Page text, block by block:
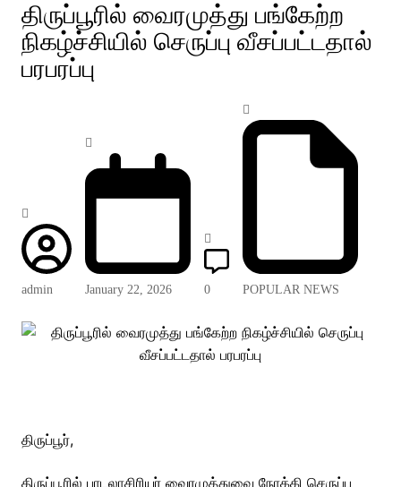
திருப்பூரில் வைரமுத்து பங்கேற்ற
நிகழ்ச்சியில் செருப்பு வீசப்பட்டதால்
பரபரப்பு
admin January 22, 2026 0 POPULAR NEWS
திருப்பூர்,
திருப்பூரில் பாடலாசிரியர் வைரமுத்துவை நோக்கி செருப்பு